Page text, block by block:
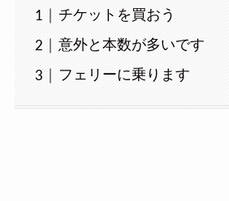
チケットを買おう
意外と本数が多いです
フェリーに乗ります